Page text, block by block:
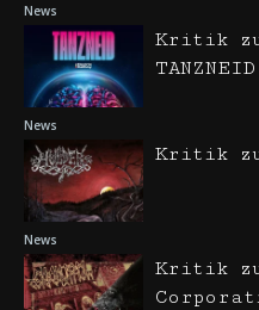
News
News
Kritik
TANZNEID
News
Kritik zu
Kritik zu